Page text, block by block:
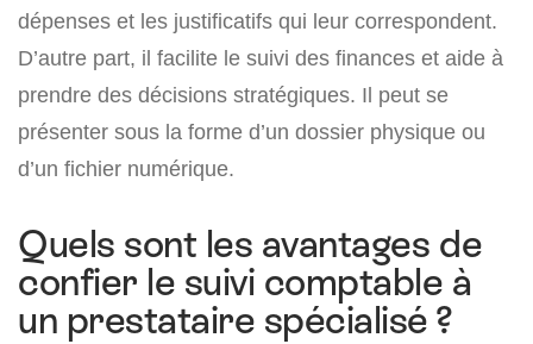
dépenses et les justificatifs qui leur correspondent.
D’autre part, il facilite le suivi des finances et aide à
prendre des décisions stratégiques. Il peut se
présenter sous la forme d’un dossier physique ou
d’un fichier numérique.
Quels sont les avantages de
confier le suivi comptable à
un prestataire spécialisé ?